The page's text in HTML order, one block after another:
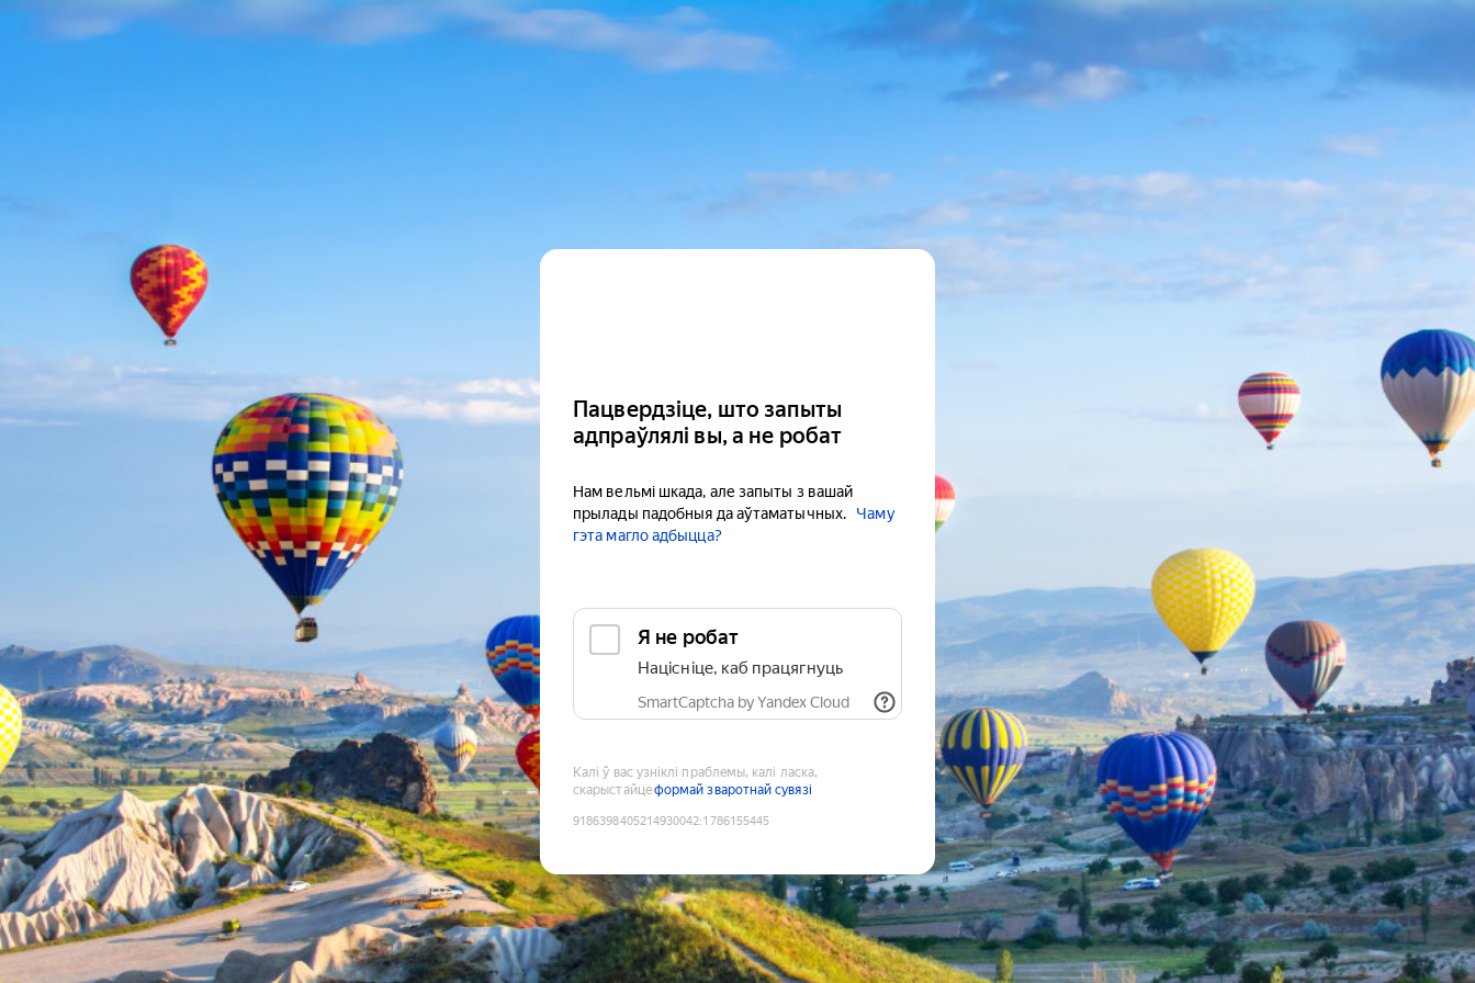
Пацвердзіце, што запыты
адпраўлялі вы, а не робат
Нам вельмі шкада, але запыты з вашай
прылады падобныя да аўтаматычных.
Чаму
гэта магло адбыцца?
Я не робат
Націсніце, каб працягнуць
SmartCaptcha by Yandex Cloud
Калі ў вас узніклі праблемы, калі ласка,
скарыстайцеформай зваротнай сувязі
9186398405214930042:1786155445